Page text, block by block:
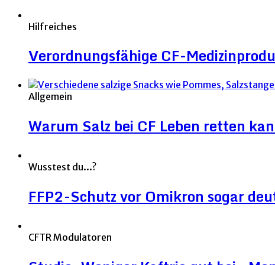
Hilfreiches
Verordnungsfähige CF-
Allgemein
Warum Salz bei CF Leben retten
Wusstest du...?
FFP2-Schutz vor Omikron sogar
CFTR Modulatoren